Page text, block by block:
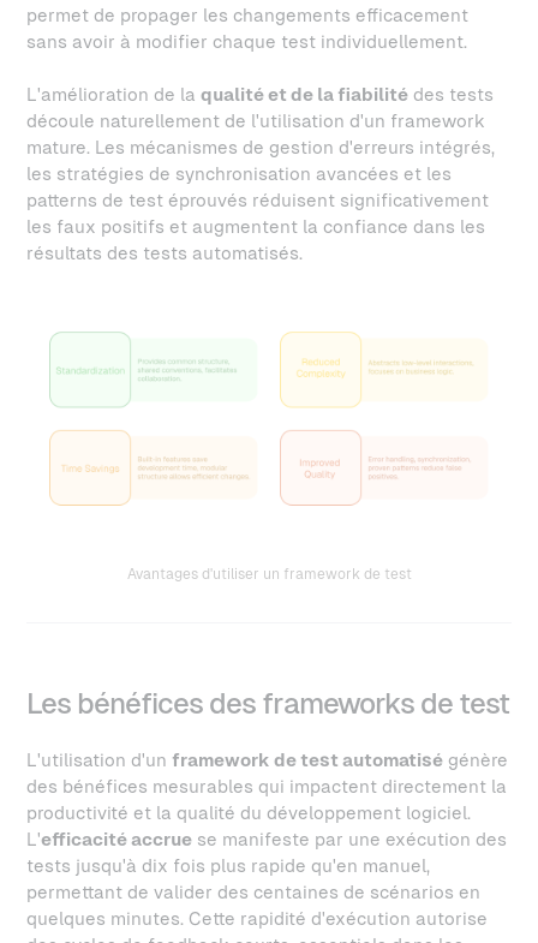
permet de propager les changements efficacement
sans avoir à modifier chaque test individuellement.
L'amélioration de laqualité et de la fiabilité des tests
découle naturellement de l'utilisation d'un framework
mature. Les mécanismes de gestion d'erreurs intégrés,
les stratégies de synchronisation avancées et les
patterns de test éprouvés réduisent significativement
les faux positifs et augmentent la confiance dans les
résultats des tests automatisés.
Avantages d'utiliser un framework de test
Les bénéfices des frameworks de test
L'utilisation d'un framework de test automatisé génère
des bénéfices mesurables qui impactent directement la
productivité et la qualité du développement logiciel.
L'efficacité accrue se manifeste par une exécution des
tests jusqu'à dix fois plus rapide qu'en manuel,
permettant de valider des centaines de scénarios en
quelques minutes. Cette rapidité d'exécution autorise